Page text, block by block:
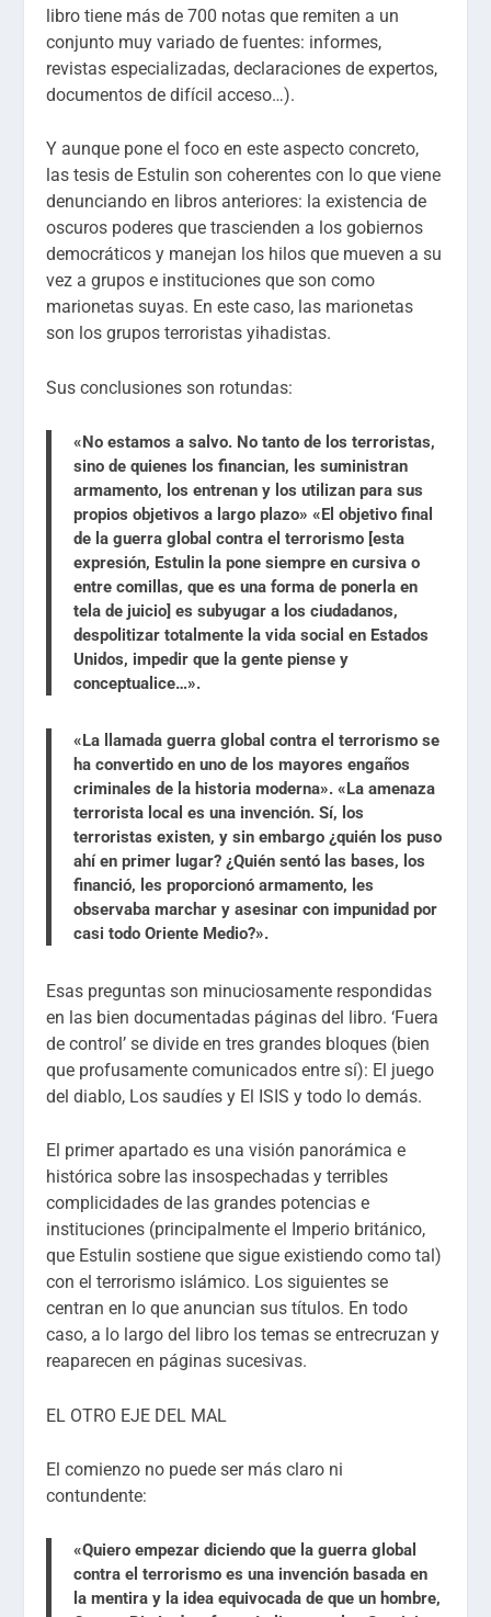
libro tiene más de 700 notas que remiten a un
conjunto muy variado de fuentes: informes,
revistas especializadas, declaraciones de expertos,
documentos de difícil acceso…).
Y aunque pone el foco en este aspecto concreto,
las tesis de Estulin son coherentes con lo que viene
denunciando en libros anteriores: la existencia de
oscuros poderes que trascienden a los gobiernos
democráticos y manejan los hilos que mueven a su
vez a grupos e instituciones que son como
marionetas suyas. En este caso, las marionetas
son los grupos terroristas yihadistas.
Sus conclusiones son rotundas:
«No estamos a salvo. No tanto de los terroristas,
sino de quienes los financian, les suministran
armamento, los entrenan y los utilizan para sus
propios objetivos a largo plazo» «El objetivo final
de la guerra global contra el terrorismo [esta
expresión, Estulin la pone siempre en cursiva o
entre comillas, que es una forma de ponerla en
tela de juicio] es subyugar a los ciudadanos,
despolitizar totalmente la vida social en Estados
Unidos, impedir que la gente piense y
conceptualice…».
«La llamada guerra global contra el terrorismo se
ha convertido en uno de los mayores engaños
criminales de la historia moderna». «La amenaza
terrorista local es una invención. Sí, los
terroristas existen, y sin embargo ¿quién los puso
ahí en primer lugar? ¿Quién sentó las bases, los
financió, les proporcionó armamento, les
observaba marchar y asesinar con impunidad por
casi todo Oriente Medio?».
Esas preguntas son minuciosamente respondidas
en las bien documentadas páginas del libro. ‘Fuera
de control’ se divide en tres grandes bloques (bien
que profusamente comunicados entre sí): El juego
del diablo, Los saudíes y El ISIS y todo lo demás.
El primer apartado es una visión panorámica e
histórica sobre las insospechadas y terribles
complicidades de las grandes potencias e
instituciones (principalmente el Imperio británico,
que Estulin sostiene que sigue existiendo como tal)
con el terrorismo islámico. Los siguientes se
centran en lo que anuncian sus títulos. En todo
caso, a lo largo del libro los temas se entrecruzan y
reaparecen en páginas sucesivas.
EL OTRO EJE DEL MAL
El comienzo no puede ser más claro ni
contundente:
«Quiero empezar diciendo que la guerra global
contra el terrorismo es una invención basada en
la mentira y la idea equivocada de que un hombre,